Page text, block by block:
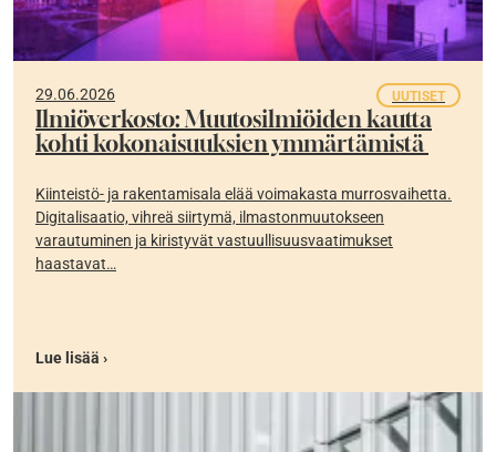
29.06.2026 UUTISET
Ilmiöverkosto: Muutosilmiöiden kautta
kohti kokonaisuuksien ymmärtämistä
Kiinteistö- ja rakentamisala elää voimakasta murrosvaihetta.
Digitalisaatio, vihreä siirtymä, ilmastonmuutokseen
varautuminen ja kiristyvät vastuullisuusvaatimukset
haastavat…
Lue lisää ›